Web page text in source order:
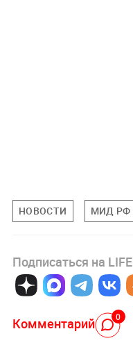
НОВОСТИ МИД РФ
Подписаться на LIFE
Комментарий 0